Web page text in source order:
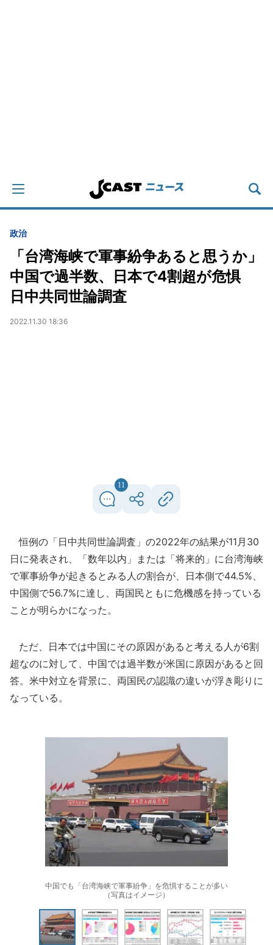
政治
「台湾海峡で軍事紛争あると思うか」
中国で過半数、日本で4割超が危惧
日中共同世論調査
2022.11.30 18:36
11
恒例の「日中共同世論調査」の2022年の結果が11月30
日に発表され、「数年以内」または「将来的」に台湾海峡
で軍事紛争が起きるとみる人の割合が、日本側で44.5%、
中国側で56.7%に達し、両国民ともに危機感を持っている
ことが明らかになった。
ただ、日本では中国にその原因があると考える人が6割
超なのに対して、中国では過半数が米国に原因があると回
答。米中対立を背景に、両国民の認識の違いが浮き彫りに
なっている。
中国でも「台湾海峡で軍事紛争」を危惧することが多い
（写真はイメージ）